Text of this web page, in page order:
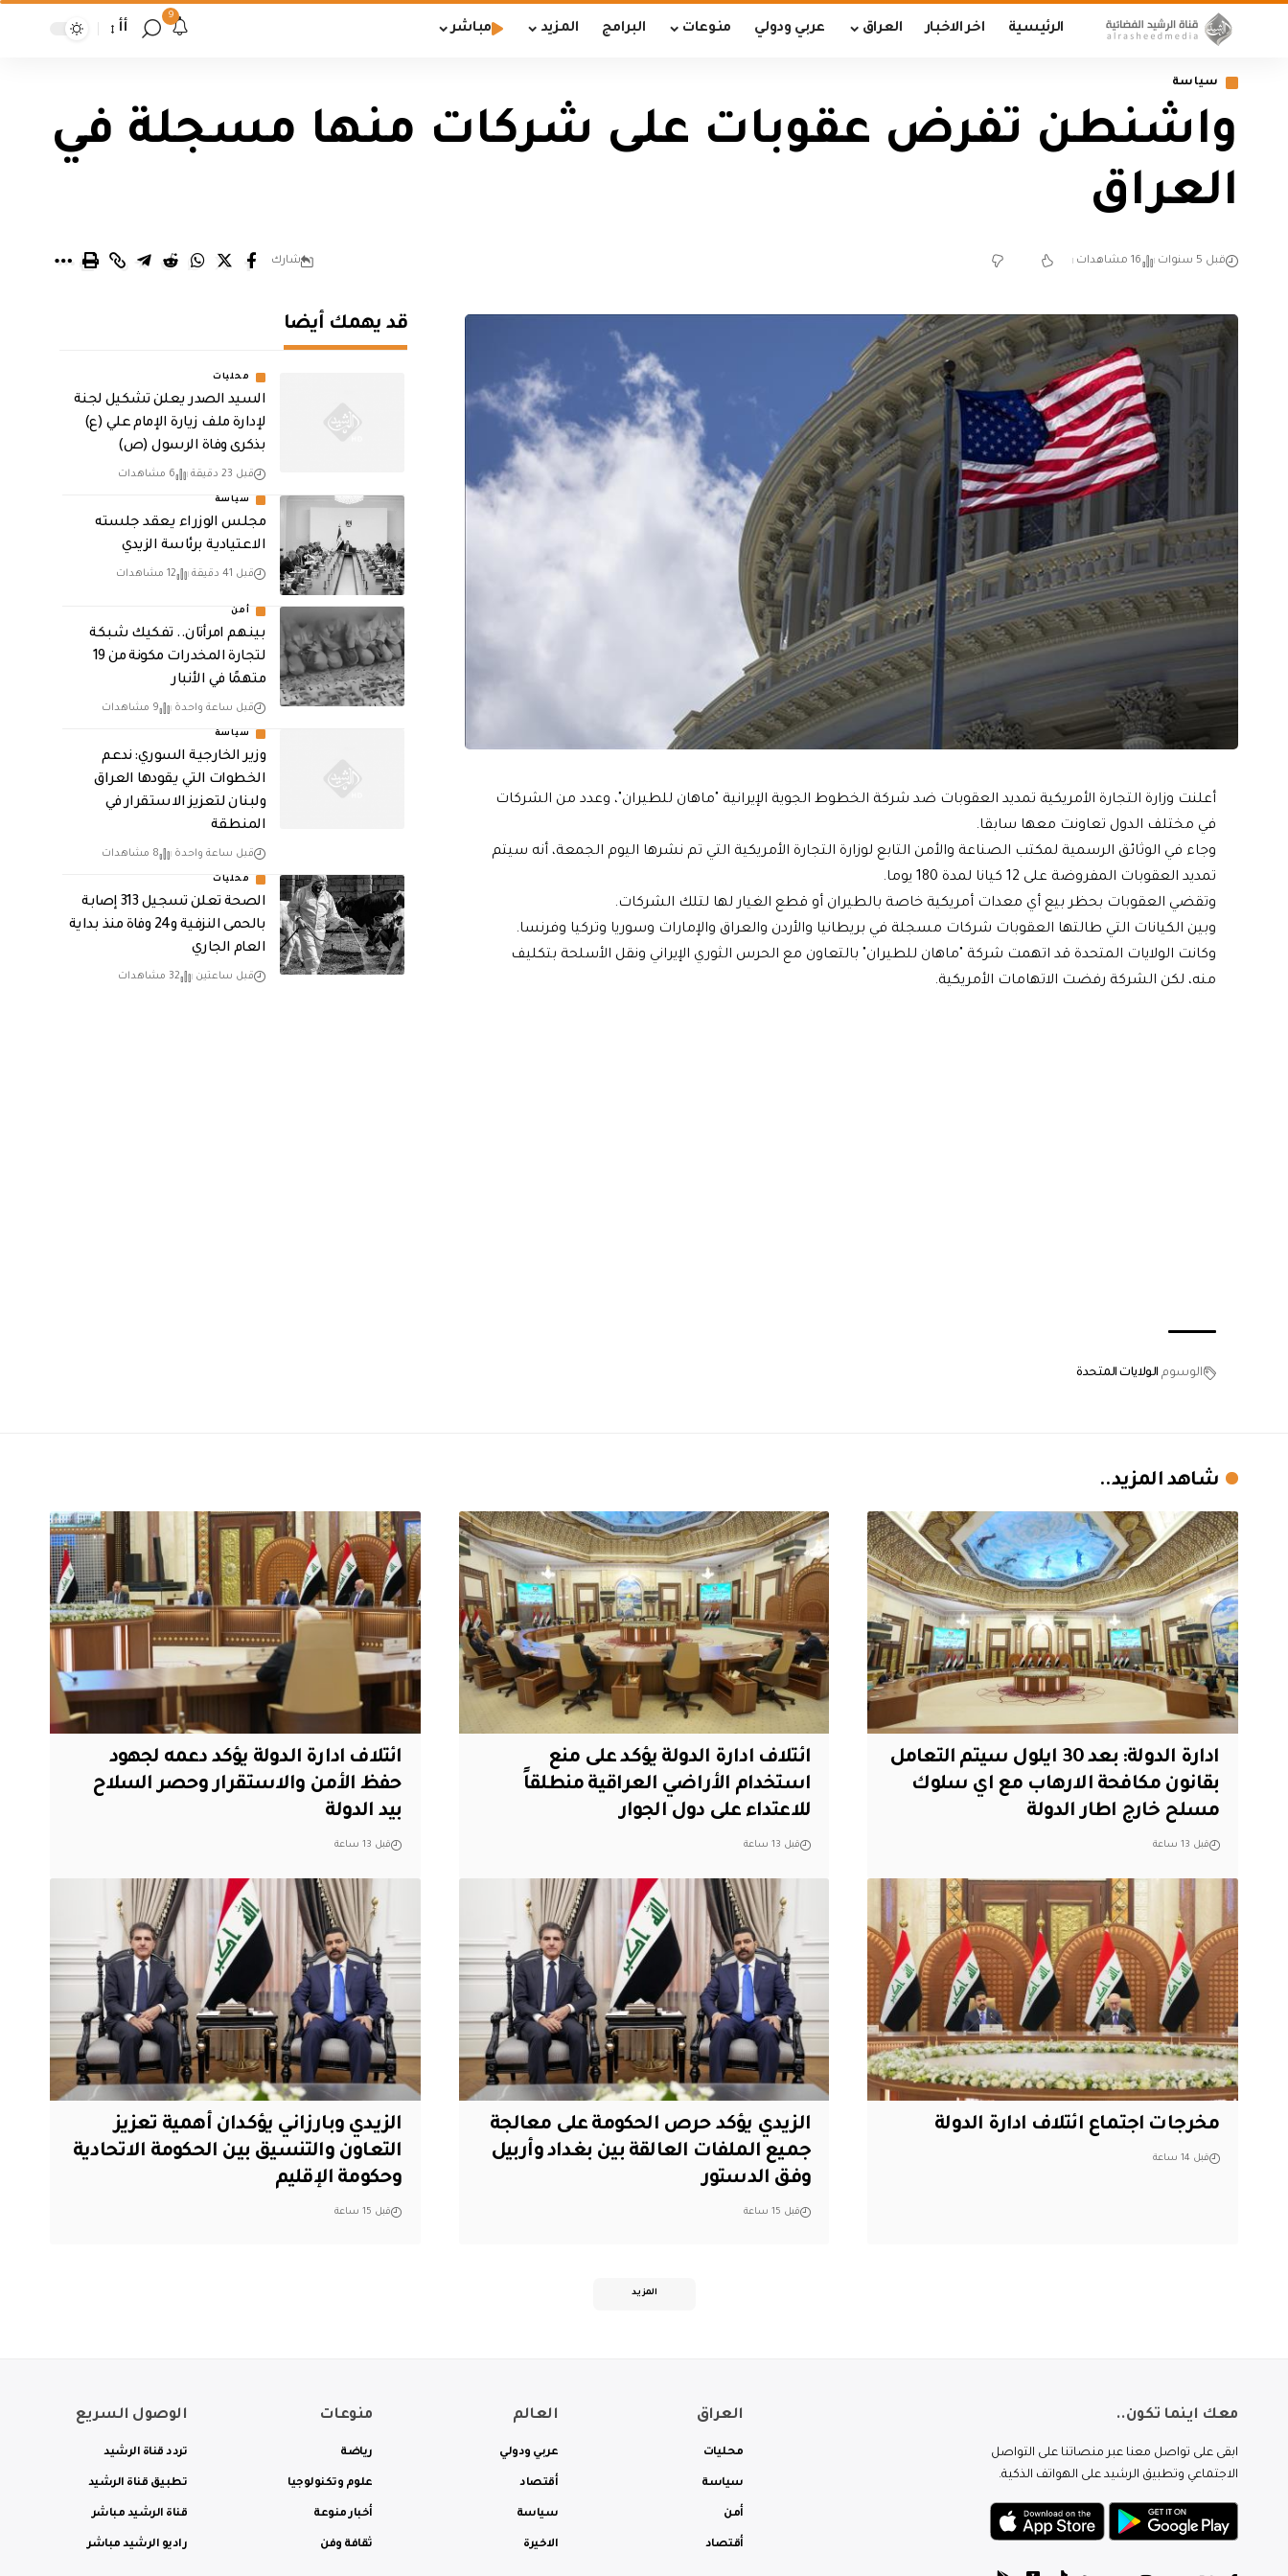
الرئيسية اخر الاخبار العراق عربي ودولي منوعات البرامج المزيد مباشر
9
أأ
سياسة
واشنطن تفرض عقوبات على شركات منها مسجلة في
العراق
قبل 5 سنوات 16 مشاهدات شارك
أعلنت وزارة التجارة الأمريكية تمديد العقوبات ضد شركة الخطوط الجوية الإيرانية "ماهان للطيران"، وعدد من الشركات
في مختلف الدول تعاونت معها سابقا.
وجاء في الوثائق الرسمية لمكتب الصناعة والأمن التابع لوزارة التجارة الأمريكية التي تم نشرها اليوم الجمعة، أنه سيتم
تمديد العقوبات المفروضة على 12 كيانا لمدة 180 يوما.
وتقضي العقوبات بحظر بيع أي معدات أمريكية خاصة بالطيران أو قطع الغيار لها لتلك الشركات.
وبين الكيانات التي طالتها العقوبات شركات مسجلة في بريطانيا والأردن والعراق والإمارات وسوريا وتركيا وفرنسا.
وكانت الولايات المتحدة قد اتهمت شركة "ماهان للطيران" بالتعاون مع الحرس الثوري الإيراني ونقل الأسلحة بتكليف
منه، لكن الشركة رفضت الاتهامات الأمريكية.
الوسوم الولايات المتحدة
قد يهمك أيضا
محليات
السيد الصدر يعلن تشكيل لجنة
لإدارة ملف زيارة الإمام علي (ع)
بذكرى وفاة الرسول (ص)
قبل 23 دقيقة 6 مشاهدات
سياسة
مجلس الوزراء يعقد جلسته
الاعتيادية برئاسة الزيدي
قبل 41 دقيقة 12 مشاهدات
أمن
بينهم امرأتان.. تفكيك شبكة
لتجارة المخدرات مكونة من 19
متهمًا في الأنبار
قبل ساعة واحدة 9 مشاهدات
سياسة
وزير الخارجية السوري: ندعم
الخطوات التي يقودها العراق
ولبنان لتعزيز الاستقرار في
المنطقة
قبل ساعة واحدة 8 مشاهدات
محليات
الصحة تعلن تسجيل 313 إصابة
بالحمى النزفية و24 وفاة منذ بداية
العام الجاري
قبل ساعتين 32 مشاهدات
شاهد المزيد..
ادارة الدولة: بعد 30 ايلول سيتم التعامل
بقانون مكافحة الارهاب مع اي سلوك
مسلح خارج اطار الدولة
قبل 13 ساعة
ائتلاف ادارة الدولة يؤكد على منع
استخدام الأراضي العراقية منطلقاً
للاعتداء على دول الجوار
قبل 13 ساعة
ائتلاف ادارة الدولة يؤكد دعمه لجهود
حفظ الأمن والاستقرار وحصر السلاح
بيد الدولة
قبل 13 ساعة
مخرجات اجتماع ائتلاف ادارة الدولة
قبل 14 ساعة
الزيدي يؤكد حرص الحكومة على معالجة
جميع الملفات العالقة بين بغداد وأربيل
وفق الدستور
قبل 15 ساعة
الزيدي وبارزاني يؤكدان أهمية تعزيز
التعاون والتنسيق بين الحكومة الاتحادية
وحكومة الإقليم
قبل 15 ساعة
المزيد
معك اينما تكون..
ابقى على تواصل معنا عبر منصاتنا على التواصل
الاجتماعي وتطبيق الرشيد على الهواتف الذكية.
العراق
محليات
سياسة
أمن
أقتصاد
العالم
عربي ودولي
أقتصاد
سياسة
الاخيرة
منوعات
رياضة
علوم وتكنولوجيا
أخبار منوعة
ثقافة وفن
الوصول السريع
تردد قناة الرشيد
تطبيق قناة الرشيد
قناة الرشيد مباشر
راديو الرشيد مباشر